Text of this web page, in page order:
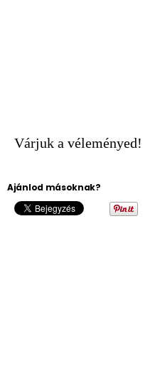
Várjuk a véleményed!
Ajánlod másoknak?